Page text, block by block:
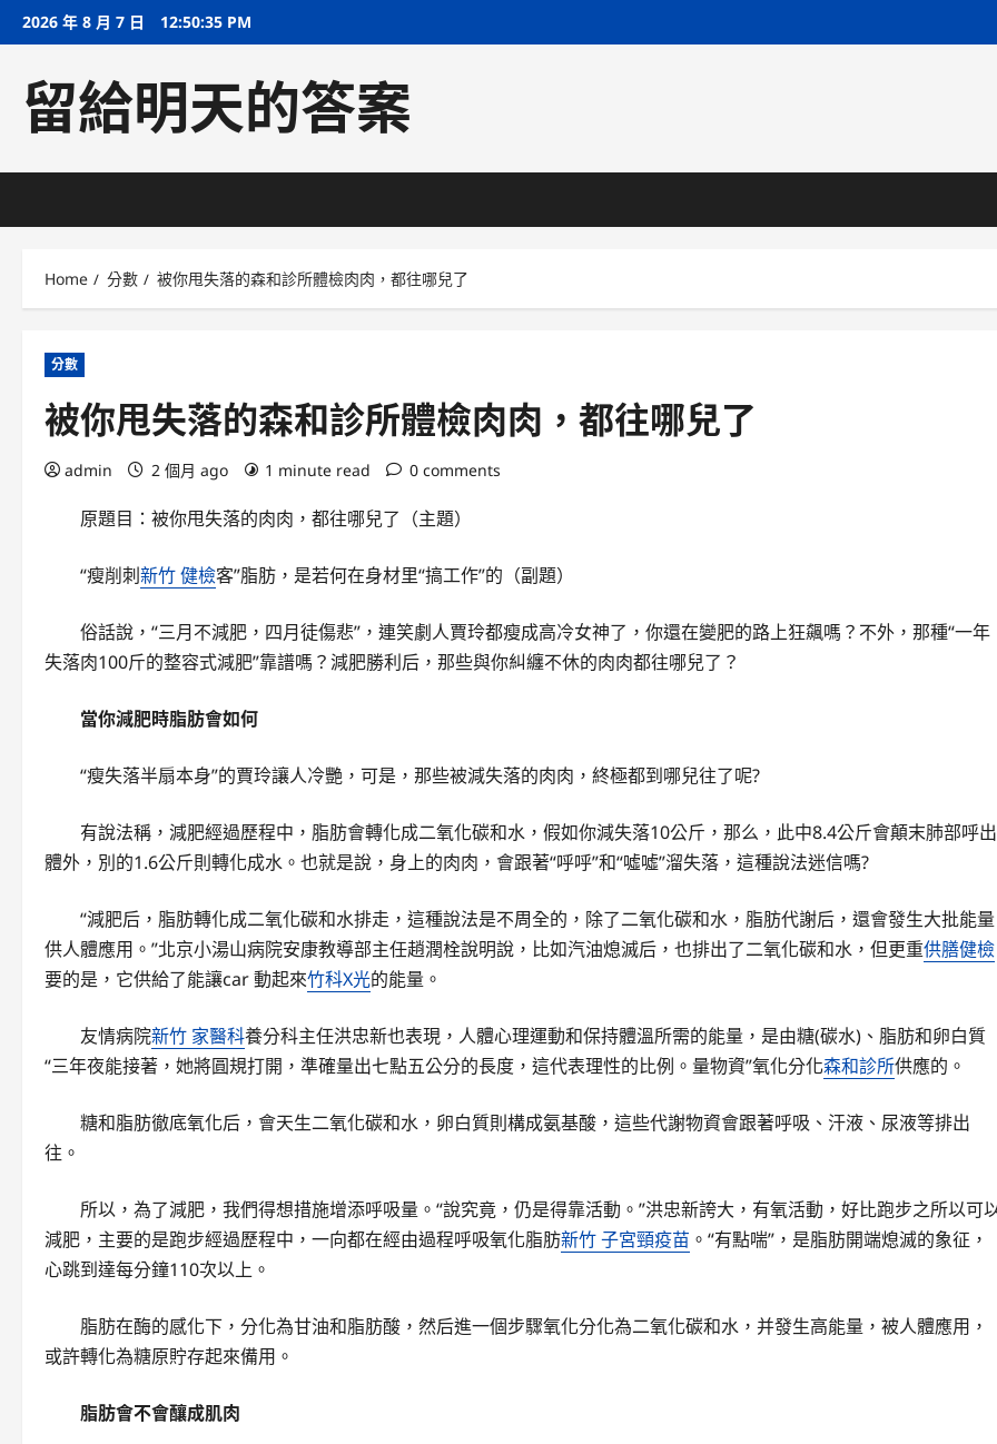
Skip2026 年 8 月 7 日 12:50:36 PM
留給明天的答案
Home 分數 被你甩失落的森和診所體檢肉肉，都往哪兒了
分數
被你甩失落的森和診所體檢肉肉，都往哪兒了
admin 2 個月 ago 1 minute read 0 comments
原題目：被你甩失落的肉肉，都往哪兒了（主題）
“瘦削刺新竹 健檢客”脂肪，是若何在身材里“搞工作”的（副題）
俗話說，“三月不減肥，四月徒傷悲”，連笑劇人賈玲都瘦成高冷女神了，你還在變肥的路上狂飆嗎？不外，那種“一年
失落肉100斤的整容式減肥”靠譜嗎？減肥勝利后，那些與你糾纏不休的肉肉都往哪兒了？
當你減肥時脂肪會如何
“瘦失落半扇本身”的賈玲讓人冷艷，可是，那些被減失落的肉肉，終極都到哪兒往了呢?
有說法稱，減肥經過歷程中，脂肪會轉化成二氧化碳和水，假如你減失落10公斤，那么，此中8.4公斤會顛末肺部呼出
體外，別的1.6公斤則轉化成水。也就是說，身上的肉肉，會跟著“呼呼”和“噓噓”溜失落，這種說法迷信嗎?
“減肥后，脂肪轉化成二氧化碳和水排走，這種說法是不周全的，除了二氧化碳和水，脂肪代謝后，還會發生大批能量
供人體應用。”北京小湯山病院安康教導部主任趙潤栓說明說，比如汽油熄滅后，也排出了二氧化碳和水，但更重供膳健檢
要的是，它供給了能讓car 動起來竹科X光的能量。
友情病院新竹 家醫科養分科主任洪忠新也表現，人體心理運動和保持體溫所需的能量，是由糖(碳水)、脂肪和卵白質
“三年夜能接著，她將圓規打開，準確量出七點五公分的長度，這代表理性的比例。量物資”氧化分化森和診所供應的。
糖和脂肪徹底氧化后，會天生二氧化碳和水，卵白質則構成氨基酸，這些代謝物資會跟著呼吸、汗液、尿液等排出
往。
所以，為了減肥，我們得想措施增添呼吸量。“說究竟，仍是得靠活動。”洪忠新誇大，有氧活動，好比跑步之所以可
減肥，主要的是跑步經過歷程中，一向都在經由過程呼吸氧化脂肪新竹 子宮頸疫苗 。“有點喘”，是脂肪開端熄滅的象征，
心跳到達每分鐘110次以上。
脂肪在酶的感化下，分化為甘油和脂肪酸，然后進一個步驟氧化分化為二氧化碳和水，并發生高能量，被人體應用，
或許轉化為糖原貯存起來備用。
脂肪會不會釀成肌肉